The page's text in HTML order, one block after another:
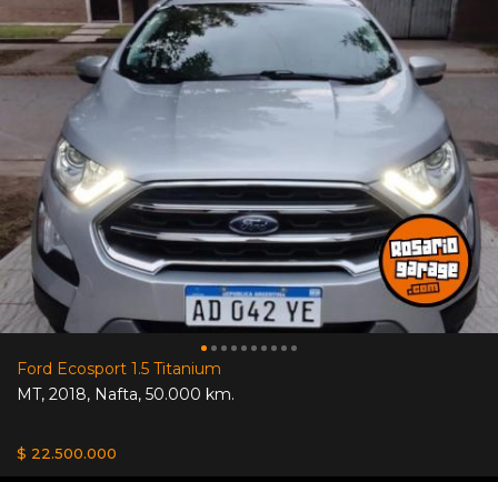
Ford Ecosport 1.5 Titanium
MT, 2018, Nafta, 50.000 km.
$ 22.500.000